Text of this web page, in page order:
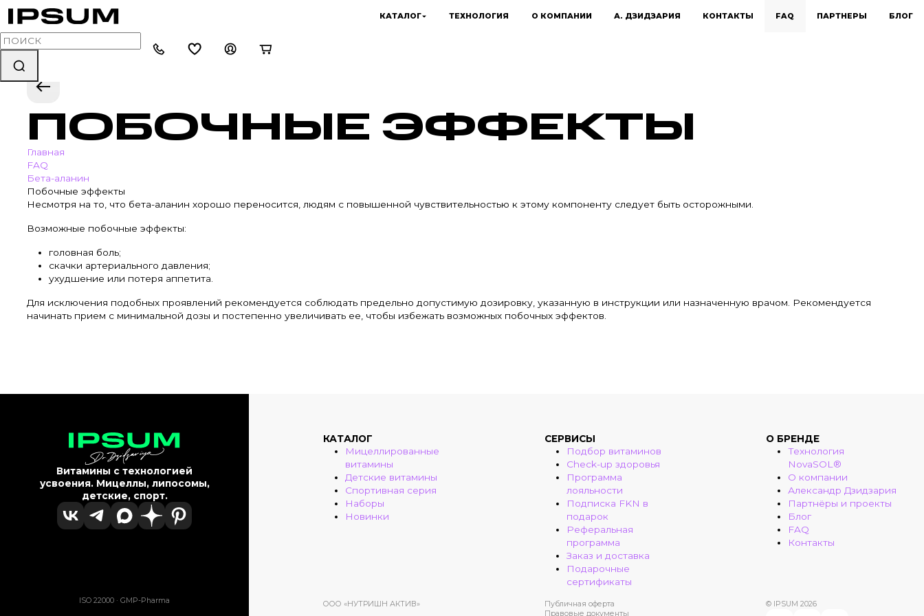
КАТАЛОГ ТЕХНОЛОГИЯ О КОМПАНИИ А. ДЗИДЗАРИЯ КОНТАКТЫ FAQ ПАРТНЕРЫ БЛОГ
ПОБОЧНЫЕ ЭФФЕКТЫ
Главная
FAQ
Бета-аланин
Побочные эффекты
Несмотря на то, что бета-аланин хорошо переносится, людям с повышенной чувствительностью к этому компоненту следует быть осторожными.
Возможные побочные эффекты:
головная боль;
скачки артериального давления;
ухудшение или потеря аппетита.
Для исключения подобных проявлений рекомендуется соблюдать предельно допустимую дозировку, указанную в инструкции или назначенную врачом. Рекомендуется
начинать прием с минимальной дозы и постепенно увеличивать ее, чтобы избежать возможных побочных эффектов.
Витамины с технологией
усвоения. Мицеллы, липосомы,
детские, спорт.
ISO 22000 · GMP-Pharma
КАТАЛОГ
Мицеллированные
витамины
Детские витамины
Спортивная серия
Наборы
Новинки
СЕРВИСЫ
Подбор витаминов
Check-up здоровья
Программа
лояльности
Подписка FKN в
подарок
Реферальная
программа
Заказ и доставка
Подарочные
сертификаты
О БРЕНДЕ
Технология
NovaSOL®
О компании
Александр Дзидзария
Партнёры и проекты
Блог
FAQ
Контакты
ООО «НУТРИШН АКТИВ»
Публичная оферта
Правовые документы
© IPSUM 2026